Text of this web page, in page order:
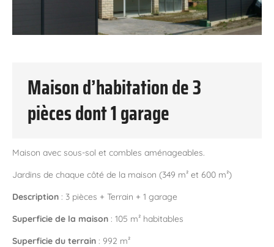
Maison d’habitation de 3
pièces dont 1 garage
Maison avec sous-sol et combles aménageables.
Jardins de chaque côté de la maison (349 m² et 600 m²)
Description : 3 pièces + Terrain + 1 garage
Superficie de la maison : 105 m² habitables
Superficie du terrain : 992 m²